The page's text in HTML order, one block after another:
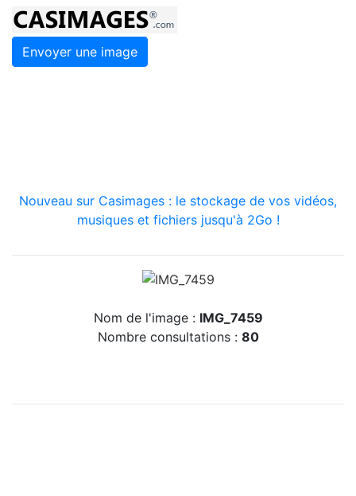
Envoyer une image
Nouveau sur Casimages : le stockage de vos vidéos,
musiques et fichiers jusqu'à 2Go !
Nom de l'image : IMG_7459
Nombre consultations : 80